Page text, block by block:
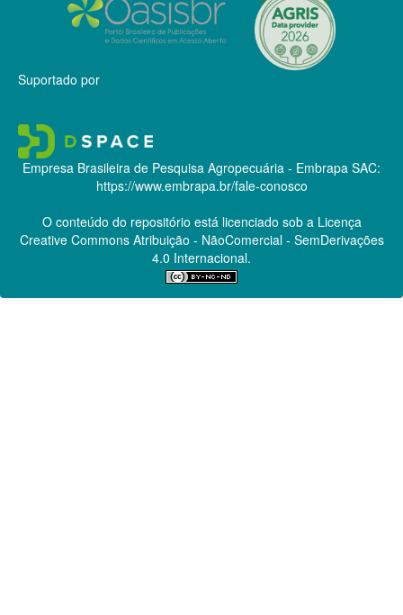
Suportado por
Empresa Brasileira de Pesquisa Agropecuária - Embrapa SAC:
https://www.embrapa.br/fale-conosco
O conteúdo do repositório está licenciado sob a Licença
Creative CommonsAtribuição - NãoComercial - SemDerivações
4.0 Internacional.